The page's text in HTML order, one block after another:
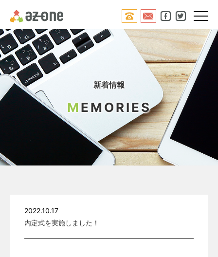
   
新着情報
M EMORIES
2022.10.17
内定式を実施しました！